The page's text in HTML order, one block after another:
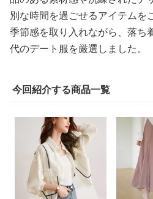
別な時間を過ごせるアイテムを
季節感を取り入れながら、落ち
代のデート服を厳選しました。
今回紹介する商品一覧